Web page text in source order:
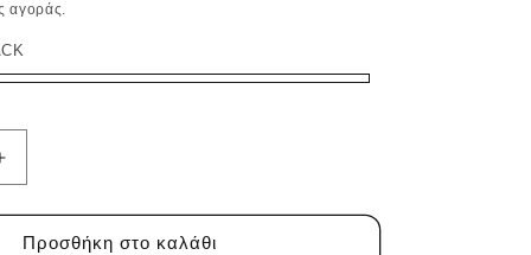
αγοράς.
Αύξηση
ΣΚΟΥΛΑΡΙΚΙΑ
Προσθήκη στο καλάθι